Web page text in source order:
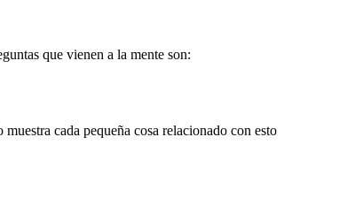
que vienen a la mente son:
cada pequeña cosa relacionado con esto